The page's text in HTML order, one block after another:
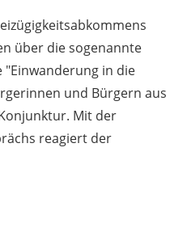
über die sogenannte
in die
und Bürgern aus
Mit der
reagiert der